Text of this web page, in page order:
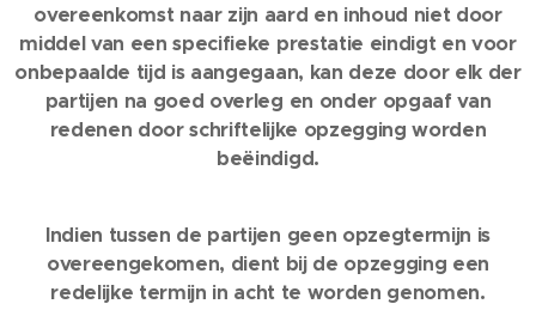
overeenkomst naar zijn aard en inhoud niet door
middel van een specifieke prestatie eindigt en voor
onbepaalde tijd is aangegaan, kan deze door elk der
partijen na goed overleg en onder opgaaf van
redenen door schriftelijke opzegging worden
beëindigd.
Indien tussen de partijen geen opzegtermijn is
overeengekomen, dient bij de opzegging een
redelijke termijn in acht te worden genomen.